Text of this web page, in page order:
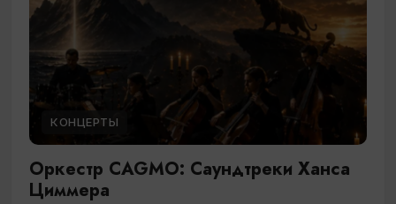
КОНЦЕРТЫ
Оркестр CAGMO: Саундтреки Ханса
Циммера